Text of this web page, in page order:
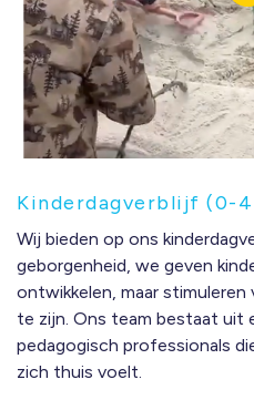
Kinderdagverblijf (0-
Wij bieden op ons
geborgenheid, we geven
ontwikkelen, maar
te zijn. Ons team bestaat uit
pedagogisch professionals
zich thuis voelt.